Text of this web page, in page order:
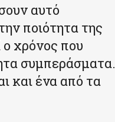
αυτό
ποιότητα της
ο χρόνος που
συμπεράσματα.
και ένα από τα